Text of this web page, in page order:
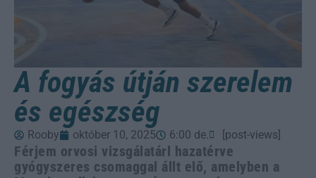
A fogyás útján szerelem
és egészség
Rooby október 10, 2025 6:00 de. [post-views]
Férjem orvosi vizsgálatárl hazatérve
gyógyszeres csomaggal állt elő, amelyben a